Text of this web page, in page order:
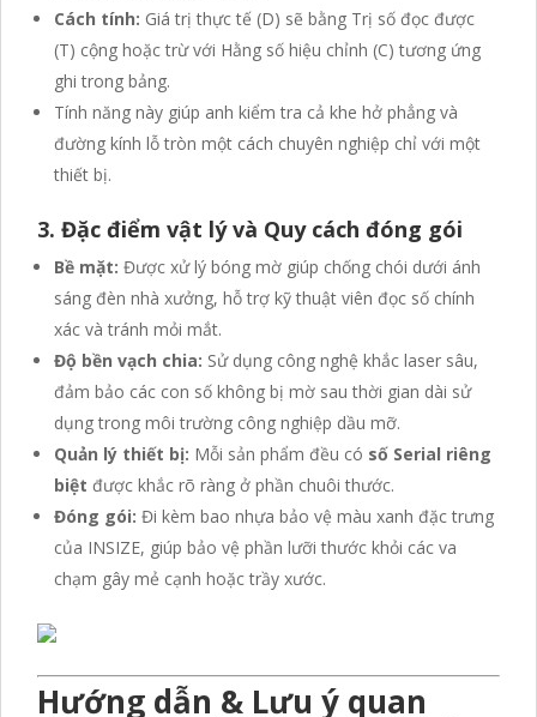
Cách tính: Giá trị thực tế (D) sẽ bằng Trị số đọc được
(T) cộng hoặc trừ với Hằng số hiệu chỉnh (C) tương ứng
ghi trong bảng.
Tính năng này giúp anh kiểm tra cả khe hở phẳng và
đường kính lỗ tròn một cách chuyên nghiệp chỉ với một
thiết bị.
3. Đặc điểm vật lý và Quy cách đóng gói
Bề mặt: Được xử lý bóng mờ giúp chống chói dưới ánh
sáng đèn nhà xưởng, hỗ trợ kỹ thuật viên đọc số chính
xác và tránh mỏi mắt.
Độ bền vạch chia: Sử dụng công nghệ khắc laser sâu,
đảm bảo các con số không bị mờ sau thời gian dài sử
dụng trong môi trường công nghiệp dầu mỡ.
Quản lý thiết bị: Mỗi sản phẩm đều có số Serial riêng
biệt được khắc rõ ràng ở phần chuôi thước.
Đóng gói: Đi kèm bao nhựa bảo vệ màu xanh đặc trưng
của INSIZE, giúp bảo vệ phần lưỡi thước khỏi các va
chạm gây mẻ cạnh hoặc trầy xước.
Hướng dẫn & Lưu ý quan